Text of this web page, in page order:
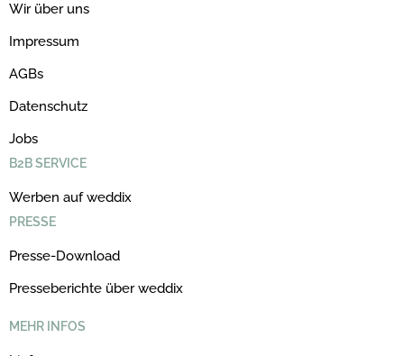
Wir über uns
Impressum
AGBs
Datenschutz
Jobs
B2B SERVICE
Werben auf weddix
PRESSE
Presse-Download
Presseberichte über weddix
MEHR INFOS